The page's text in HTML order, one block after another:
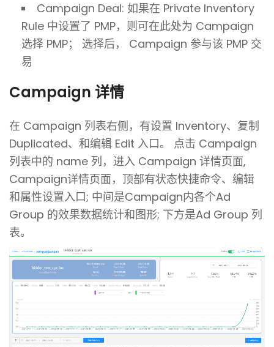
Campaign Deal: 如果在 Private Inventory
Rule 中设置了 PMP，则可在此处为 Campaign
选择 PMP； 选择后， Campaign 参与该 PMP 交
易
Campaign 详情
在 Campaign 列表右侧，有设置 Inventory、复制
Duplicated、和编辑 Edit 入口。
点击 Campaign
列表中的 name 列，进入 Campaign 详情页面,
Campaign详情页面，顶部有状态快捷命令、编辑
和属性设置入口; 中间是Campaign内各个Ad
Group 的效果数据统计和图形; 下方是Ad Group 列
表。